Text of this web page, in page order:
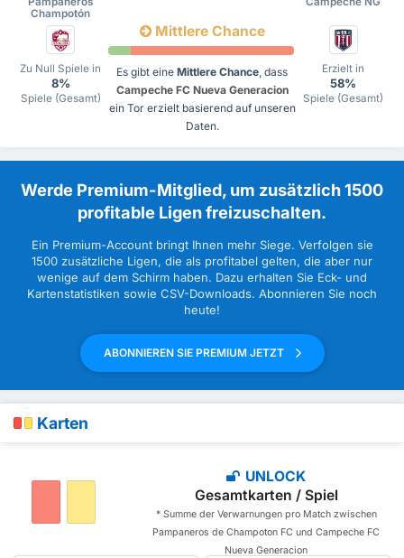
Champotón
Zu Null Spiele in
8%
Spiele (Gesamt)
Mittlere Chance
Es gibt eine Mittlere Chance , dass
Campeche FC Nueva Generacion
ein Tor erzielt basierend auf unseren
Daten.
Erzielt in
58%
Spiele (Gesamt)
Werde Premium-Mitglied, um zusätzlich 1500
profitable Ligen freizuschalten.
Ein Premium-Account bringt Ihnen mehr Siege. Verfolgen sie
1500 zusätzliche Ligen, die als profitabel gelten, die aber nur
wenige auf dem Schirm haben. Dazu erhalten Sie Eck- und
Kartenstatistiken sowie CSV-Downloads. Abonnieren Sie noch
heute!
ABONNIEREN SIE PREMIUM JETZT
Karten
UNLOCK
Gesamtkarten / Spiel
* Summe der Verwarnungen pro Match zwischen
Pampaneros de Champoton FC und Campeche FC
Nueva Generacion